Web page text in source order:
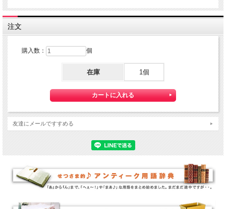
注文
購入数： 個
在庫 1個
友達にメールですすめる